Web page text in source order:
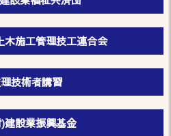
木施工管理技工連合会
技術者講習
建設業振興基金